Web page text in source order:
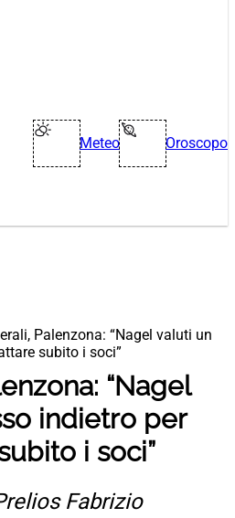
Meteo Oroscopo
Palenzona: “Nagel valuti un
subito i soci”
“Nagel
indietro per
i soci”
Fabrizio